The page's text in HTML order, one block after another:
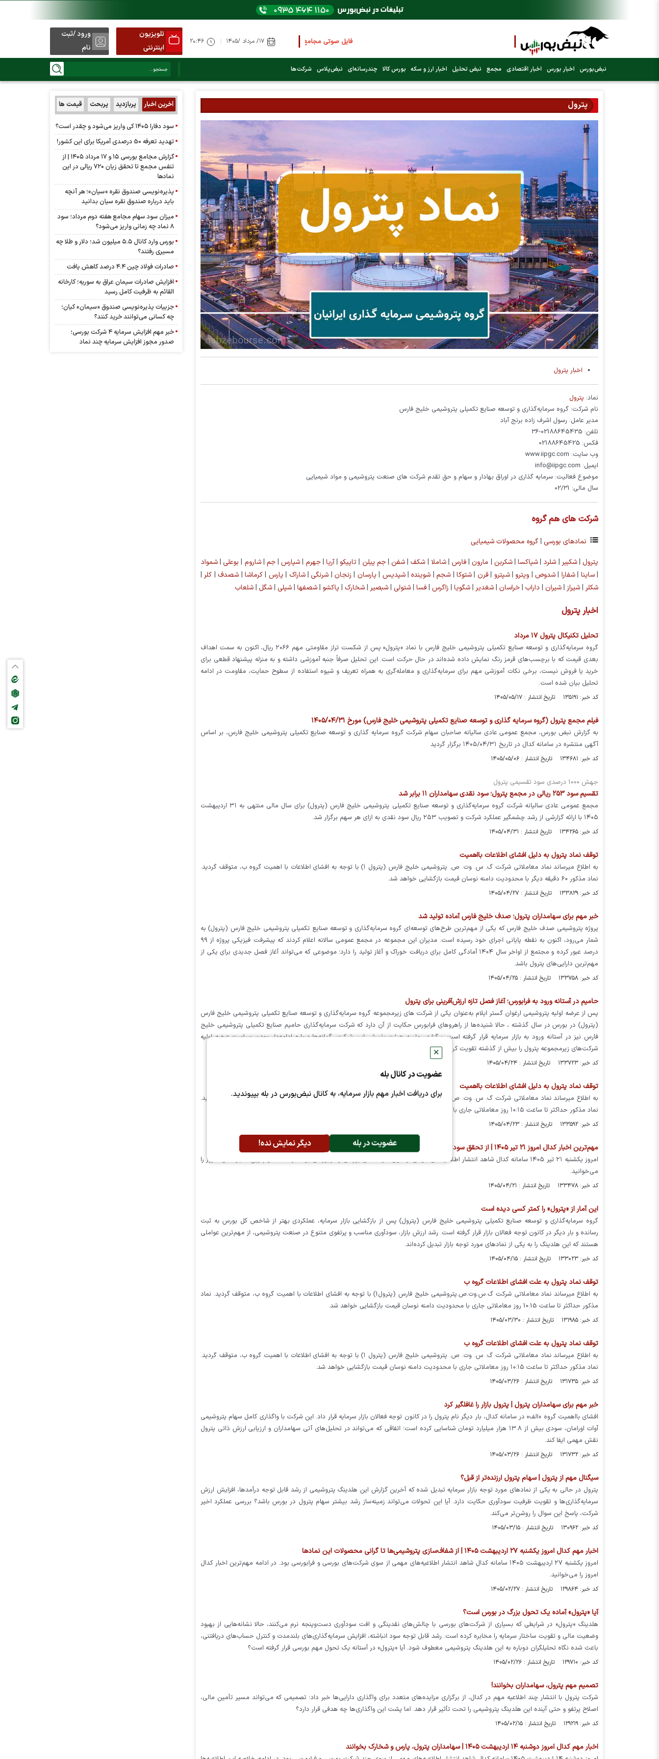
فایل صوتی مجامع و کنفرانس ها را از اینجا گوش کنید
عرضه اولیه بعدی کدام نماد است؟ (کلیک کنید)
تلویزیون
اینترنتی
ورود /ثبت
نام
نبض‌بورس اخبار بورس اخبار اقتصادی مجمع نبض تحلیل اخبار ارز و سکه بورس کالا چندرسانه‌ای نبض‌پلاس شرکت‌ها
✕
عضویت در کانال بله
برای دریافت اخبار مهم بازار سرمایه، به کانال نبض‌بورس در بله بپیوندید.
عضویت در بله دیگر نمایش نده!
پترول
اخبار پترول
نماد: پترول
نام شرکت: گروه سرمایه‌گذاری و توسعه صنایع تکمیلی پتروشیمی خلیج فارس
مدیر عامل: رسول اشرف زاده برنج آباد
تلفن: 02188645435-36
فکس: 02188645425
وب سایت: www.iipgc.com
ایمیل: info@iipgc.com
موضوع فعالیت: سرمایه گذاری در اوراق بهادار و سهام و حق تقدم شرکت های صنعت پتروشیمی و مواد شیمیایی
سال مالی: 02/31
شرکت های هم گروه
نمادهای بورسی |گروه محصولات شیمیایی
پترول |شکبیر | شلرد |شپاکسا|شکربن | مارون|فارس |شاملا | شکف |شفن |جم پیلن |تاپیکو |آریا |جهرم |شپارس |جم |شاروم | بوعلی |شمواد
|ساینا |شفارا |شدوص| وپترو|شپترو |قرن |شتوکا | شجم| شوینده |شپدیس | پارسان | زنجان| شرنگی |شاراک | پارس |کرماشا | شصدف | کلر|
شکلر |شیراز |شیران | داراب |خراسان |شغدیر |شگویا | زاگرس |فسا |شتولی |شبصیر |شخارک | پاکشو |شصفها |شپلی |شگل |شلعاب
اخبار پترول
تحلیل تکنیکال پترول ۱۷ مرداد
گروه سرمایه‌گذاری و توسعه صنایع تکمیلی پتروشیمی خلیج فارس با نماد «پترول» پس از شکست تراز مقاومتی مهم ۲۰۶۶ ریال، اکنون به سمت اهداف
بعدی قیمت که با برچسب‌های قرمز رنگ نمایش داده شده‌اند در حال حرکت است. این تحلیل صرفاً جنبه آموزشی داشته و به منزله پیشنهاد قطعی برای
خرید یا فروش نیست، برخی نکات آموزشی مهم برای سرمایه‌گذاری و معامله‌گری به همراه تعریف و شیوه استفاده از سطوح حمایت، مقاومت در ادامه
تحلیل بیان شده است.
کد خبر: ۱۳۵۱۹۱ تاریخ انتشار : ۱۴۰۵/۰۵/۱۷
فیلم مجمع پترول (گروه سرمایه گذاری و توسعه صنایع تکمیلی پتروشیمی خلیج فارس) مورخ ۱۴۰۵/۰۴/۳۱
به گزارش نبض بورس، مجمع عمومی عادی سالیانه صاحبان سهام شرکت گروه سرمایه گذاری و توسعه صنایع تکمیلی پتروشیمی خلیج فارس، بر اساس
آگهی منتشره در سامانه کدال در تاریخ ۱۴۰۵/۰۴/۳۱ برگزار گردید
کد خبر: ۱۳۴۶۸۱ تاریخ انتشار : ۱۴۰۵/۰۵/۰۶
جهش 1000 درصدی سود تقسیمی پترول
تقسیم سود ۲۵۳ ریالی در مجمع پترول؛ سود نقدی سهامداران ۱۱ برابر شد
مجمع عمومی عادی سالیانه شرکت گروه سرمایه‌گذاری و توسعه صنایع تکمیلی پتروشیمی خلیج فارس (پترول) برای سال مالی منتهی به ۳۱ اردیبهشت
۱۴۰۵ با ارائه گزارشی از رشد چشمگیر عملکرد شرکت و تصویب ۲۵۳ ریال سود نقدی به ازای هر سهم برگزار شد.
کد خبر: ۱۳۴۲۶۵ تاریخ انتشار : ۱۴۰۵/۰۴/۳۱
توقف نماد پترول به دلیل افشای اطلاعات بااهمیت
به اطلاع میرساند نماد معاملاتی شرکت گ. س. وت. ص. پتروشیمی خلیج فارس (پترول ۱) با توجه به افشای اطلاعات با اهمیت گروه ب، متوقف گردید.
نماد مذکور ۶۰ دقیقه دیگر با محدودیت دامنه نوسان قیمت بازگشایی خواهد شد.
کد خبر: ۱۳۳۸۲۹ تاریخ انتشار : ۱۴۰۵/۰۴/۲۷
خبر مهم برای سهامداران پترول؛ صدف خلیج فارس آماده تولید شد
پروژه پتروشیمی صدف خلیج فارس که یکی از مهم‌ترین طرح‌های توسعه‌ای گروه سرمایه‌گذاری و توسعه صنایع تکمیلی پتروشیمی خلیج فارس (پترول) به
شمار می‌رود، اکنون به نقطه پایانی اجرای خود رسیده است. مدیران این مجموعه در مجمع عمومی سالانه اعلام کردند که پیشرفت فیزیکی پروژه از ۹۹
درصد عبور کرده و مجتمع از اواخر سال ۱۴۰۴ آمادگی کامل برای دریافت خوراک و آغاز تولید را دارد؛ موضوعی که می‌تواند آغاز فصل جدیدی برای یکی از
مهم‌ترین دارایی‌های پترول باشد.
کد خبر: ۱۳۳۷۵۸ تاریخ انتشار : ۱۴۰۵/۰۴/۲۵
حامیم در آستانه ورود به فرابورس؛ آغاز فصل تازه ارزش‌آفرینی برای پترول
پس از عرضه اولیه پتروشیمی ارغوان گستر ایلام به‌عنوان یکی از شرکت های زیرمجموعه گروه سرمایه‌گذاری و توسعه صنایع تکمیلی پتروشیمی خلیج فارس
(پترول) در بورس در سال گذشته ، حالا شنیده‌ها از راهروهای فرابورس حکایت از آن دارد که شرکت سرمایه‌گذاری حامیم صنایع تکمیلی پتروشیمی خلیج
فارس نیز در آستانه ورود به بازار سرمایه قرار گرفته است. برگزاری جلسه هیئت پذیرش این شرکت، گمانه‌ها درباره ادامه‌دار بودن سیاست عرضه اولیه
شرکت‌های زیرمجموعه پترول را بیش از گذشته تقویت کرده است.
کد خبر: ۱۳۳۷۲۳ تاریخ انتشار : ۱۴۰۵/۰۴/۲۴
توقف نماد پترول به دلیل افشای اطلاعات بااهمیت
به اطلاع میرساند نماد معاملاتی شرکت گ. س. وت. ص. پتروشیمی خلیج فارس (پترول ۱) با توجه به افشای اطلاعات با اهمیت گروه ب، متوقف گردید.
نماد مذکور حداکثر تا ساعت ۱۰:۱۵ روز معاملاتی جاری با محدودیت دامنه نوسان قیمت بازگشایی خواهد شد.
کد خبر: ۱۳۳۵۹۲ تاریخ انتشار : ۱۴۰۵/۰۴/۲۳
مهم‌ترین اخبار کدال امروز ۲۱ تیر ۱۴۰۵ | از تحقق سود ۶۷۴۴ ریالی تا بزرگ‌ترین مزایده دارایی این نمادهای مهم
امروز یکشنبه ۲۱ تیر ۱۴۰۵ سامانه کدال شاهد انتشار اطلاعیه‌های مهمی از سوی شرکت‌های بورسی و فرابورسی بود. در ادامه مهم‌ترین اخبار کدال امروز را
می‌خوانید.
کد خبر: ۱۳۳۴۷۸ تاریخ انتشار : ۱۴۰۵/۰۴/۲۱
این آمار از «پترول» را کمتر کسی دیده است
گروه سرمایه‌گذاری و توسعه صنایع تکمیلی پتروشیمی خلیج فارس (پترول) پس از بازگشایی بازار سرمایه، عملکردی بهتر از شاخص کل بورس به ثبت
رسانده و بار دیگر در کانون توجه فعالان بازار قرار گرفته است. رشد ارزش بازار، سودآوری مناسب و پرتفوی متنوع در صنعت پتروشیمی، از مهم‌ترین عواملی
هستند که این هلدینگ را به یکی از نمادهای مورد توجه بازار تبدیل کرده‌اند.
کد خبر: ۱۳۳۰۲۳ تاریخ انتشار : ۱۴۰۵/۰۴/۱۵
توقف نماد پترول به علت افشاي اطلاعات گروه ب
به اطلاع ميرساند نماد معاملاتي شركت گ.س.وت.ص.پتروشيمي خليج فارس (پترول1) با توجه به افشاي اطلاعات با اهميت گروه ب، متوقف گرديد. نماد
مذكور حداكثر تا ساعت 10:15 روز معاملاتي جاري با محدوديت دامنه نوسان قيمت بازگشايي خواهد شد.
کد خبر: ۱۳۱۹۸۵ تاریخ انتشار : ۱۴۰۵/۰۳/۳۰
توقف نماد پترول به علت افشاي اطلاعات گروه ب
به اطلاع میرساند نماد معاملاتی شرکت گ. س. وت. ص. پتروشیمی خلیج فارس (پترول ۱) با توجه به افشای اطلاعات با اهمیت گروه ب، متوقف گردید.
نماد مذکور حداکثر تا ساعت ۱۰:۱۵ روز معاملاتی جاری با محدودیت دامنه نوسان قیمت بازگشایی خواهد شد.
کد خبر: ۱۳۱۷۳۵ تاریخ انتشار : ۱۴۰۵/۰۳/۲۶
خبر مهم برای سهامداران پترول | پترول بازار را غافلگیر کرد
افشای بااهمیت گروه «الف» در سامانه کدال، بار دیگر نام پترول را در کانون توجه فعالان بازار سرمایه قرار داد. این شرکت با واگذاری کامل سهام پتروشیمی
آوات اورامان، سودی بیش از ۱۳.۸ هزار میلیارد تومان شناسایی کرده است؛ اتفاقی که می‌تواند در تحلیل‌های آتی سهامداران و ارزیابی ارزش ذاتی پترول
نقش مهمی ایفا کند.
کد خبر: ۱۳۱۷۳۲ تاریخ انتشار : ۱۴۰۵/۰۳/۲۶
سیگنال مهم از پترول | سهام پترول ارزنده‌تر از قبل؟
پترول در حالی به یکی از نمادهای مورد توجه بازار سرمایه تبدیل شده که آخرین گزارش این هلدینگ پتروشیمی از رشد قابل توجه درآمدها، افزایش ارزش
سرمایه‌گذاری‌ها و تقویت ظرفیت سودآوری حکایت دارد. آیا این تحولات می‌تواند زمینه‌ساز رشد بیشتر سهام پترول در بورس باشد؟ بررسی عملکرد اخیر
شرکت، پاسخ این سوال را روشن‌تر می‌کند.
کد خبر: ۱۳۰۹۶۲ تاریخ انتشار : ۱۴۰۵/۰۳/۱۵
اخبار مهم کدال امروز یکشنبه ۲۷ اردیبهشت ۱۴۰۵ | از شفاف‌سازی پتروشیمی‌ها تا گرانی محصولات این نمادها
امروز یکشنبه ۲۷ اردیبهشت ۱۴۰۵ سامانه کدال شاهد انتشار اطلاعیه‌های مهمی از سوی شرکت‌های بورسی و فرابورسی بود. در ادامه مهم‌ترین اخبار کدال
امروز را می‌خوانید.
کد خبر: ۱۲۹۸۶۴ تاریخ انتشار : ۱۴۰۵/۰۲/۲۷
آیا «پترول» آماده یک تحول بزرگ در بورس است؟
هلدینگ «پترول» در شرایطی که بسیاری از شرکت‌های بورسی با چالش‌های نقدینگی و افت سودآوری دست‌وپنجه نرم می‌کنند، حالا نشانه‌هایی از بهبود
وضعیت مالی و تقویت ساختار سرمایه را مخابره کرده است. رشد قابل توجه سود انباشته، افزایش سرمایه‌گذاری‌های بلندمدت و کنترل حساب‌های دریافتنی،
باعث شده نگاه تحلیلگران دوباره به این هلدینگ پتروشیمی معطوف شود. آیا «پترول» در آستانه یک تحول مهم بورسی قرار گرفته است؟
کد خبر: ۱۲۹۷۱۰ تاریخ انتشار : ۱۴۰۵/۰۲/۲۶
تصمیم مهم پترول، سهامداران بخوانند!
شرکت پترول با انتشار چند اطلاعیه مهم در کدال، از برگزاری مزایده‌های متعدد برای واگذاری دارایی‌ها خبر داد؛ تصمیمی که می‌تواند مسیر تأمین مالی،
اصلاح پرتفو و حتی آینده این هلدینگ پتروشیمی را تحت تأثیر قرار دهد. اما پشت این واگذاری‌ها چه هدفی قرار دارد؟
کد خبر: ۱۲۹۲۱۹ تاریخ انتشار : ۱۴۰۵/۰۲/۱۵
اخبار مهم کدال امروز دوشنبه ۱۴ اردیبهشت ۱۴۰۵ | سهامداران پترول، پارس و شخارک بخوانند
آخرین اخبار پربازدید پربحث قیمت ها
سود دفارا ۱۴۰۵ کی واریز می‌شود و چقدر است؟
تهدید تعرفه 50 درصدی آمریکا برای این کشور!
گزارش مجامع بورسی ۱۵ و ۱۷ مرداد ۱۴۰۵ | از
تنفس مجمع تا تحقق زیان ۷۲۰ ریالی در این
نماد‌ها
پذیره‌نویسی صندوق نقره «سیان»؛ هر آنچه
باید درباره صندوق نقره سیان بدانید
میزان سود سهام مجامع هفته دوم مرداد؛ سود
۸ نماد چه زمانی واریز می‌شود؟
بورس وارد کانال ۵.۵ میلیون شد؛ دلار و طلا چه
مسیری رفتند؟
صادرات فولاد چین ۴.۴ درصد کاهش یافت
افزایش صادرات سیمان عراق به سوریه؛ کارخانه
القائم به ظرفیت کامل رسید
جزییات پذیره‌نویسی صندوق «سیمان» کیان؛
چه کسانی می‌توانند خرید کنند؟
خبر مهم افزایش سرمایه ۴ شرکت بورسی؛
صدور مجوز افزایش سرمایه چند نماد